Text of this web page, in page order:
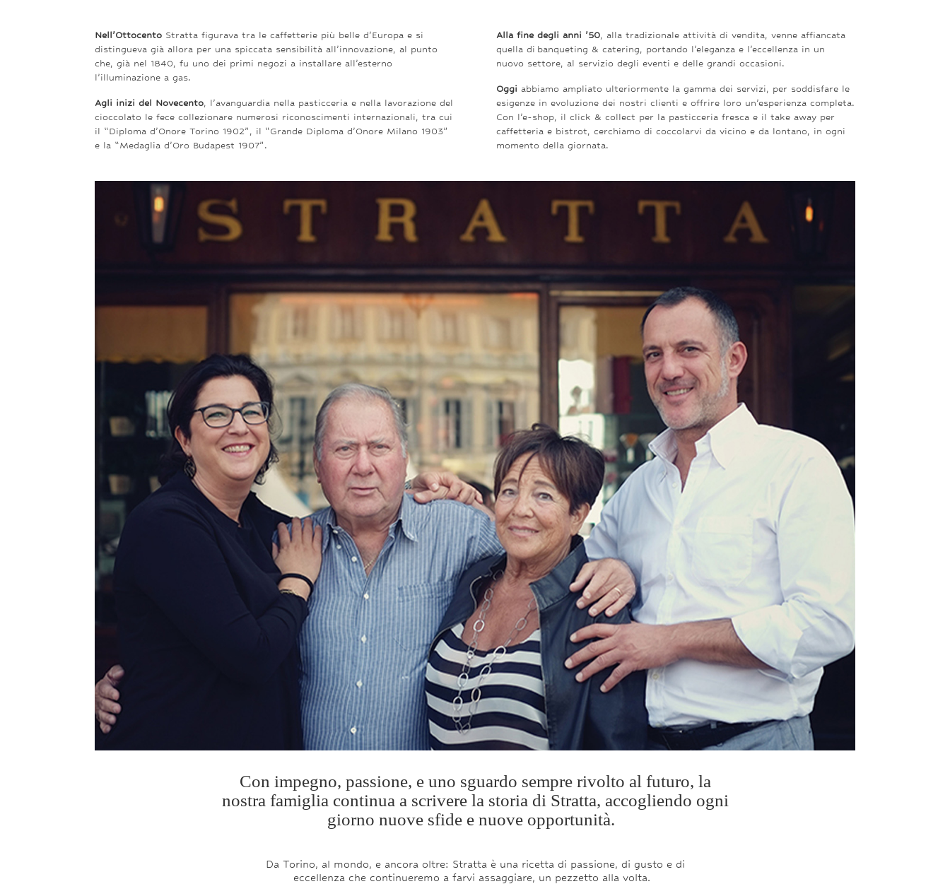
Nell’Ottocento Stratta figurava tra le caffetterie più belle d’Europa e si
distingueva già allora per una spiccata sensibilitàall’innovazione, al punto
che, già nel 1840,fu uno dei primi negozi a installareall’esterno
l’illuminazione a gas.
Agli inizi del Novecento, l’avanguardia nella pasticceria e nella lavorazione del
cioccolato le fece collezionare numerosi riconoscimenti internazionali, tra cui
il “Diploma d’Onore Torino 1902”, il “Grande Diploma d’Onore Milano 1903”
e la “Medaglia d’Oro Budapest 1907”.
Alla fine degli anni ’50, alla tradizionale attività di vendita, venne affiancata
quella di banqueting & catering, portando l’eleganza e l’eccellenza in un
nuovo settore, al servizio degli eventi e delle grandi occasioni.
Oggi abbiamo ampliato ulteriormente la gamma dei servizi, per soddisfare le
esigenze in evoluzione dei nostri clienti e offrire loro un’esperienza completa.
Con l’e-shop, il click & collect per la pasticceria fresca e il take away per
caffetteria e bistrot, cerchiamo di coccolarvi da vicino e da lontano, in ogni
momento della giornata.
Con impegno, passione, e uno sguardo sempre rivolto al futuro, la
nostra famiglia continua a scrivere la storia di Stratta, accogliendo ogni
giorno nuove sfide e nuove opportunità.
Da Torino, al mondo, e ancora oltre: Stratta è una ricetta di passione, di gusto e di
eccellenza che continueremo a farvi assaggiare, un pezzetto alla volta.